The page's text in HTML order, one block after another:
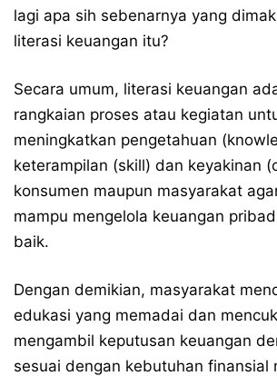
lagi apa sih sebenarnya yang
literasi keuangan itu?
Secara umum, literasi keuangan
rangkaian proses atau kegiatan
meningkatkan pengetahuan
keterampilan (skill) dan keyakinan
konsumen maupun masyarakat
mampu mengelola keuangan
baik.
Dengan demikian, masyarakat
edukasi yang memadai dan
mengambil keputusan keuangan
sesuai dengan kebutuhan finansial